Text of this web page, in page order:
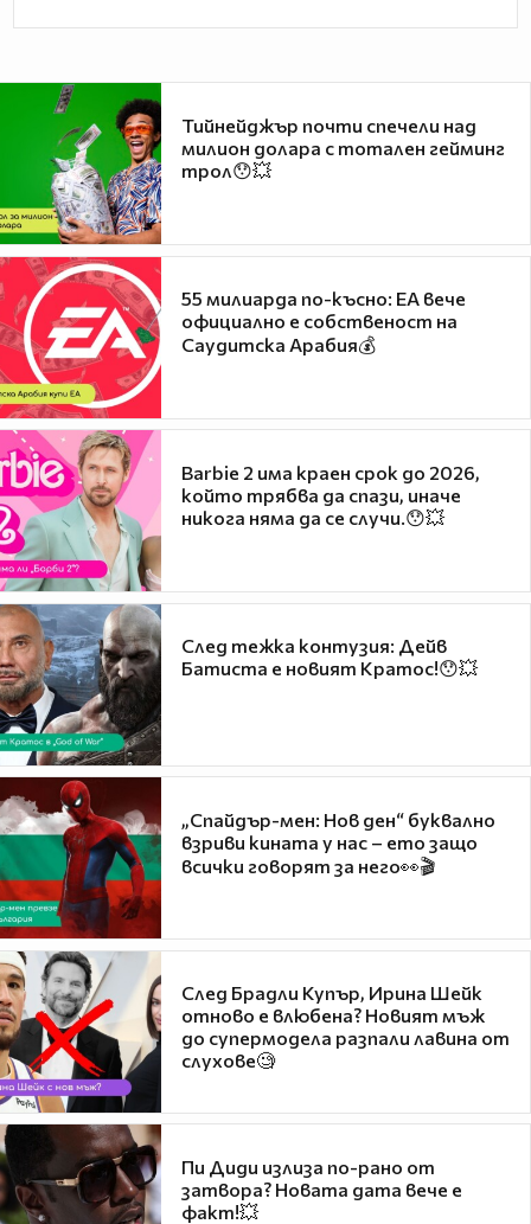
Тийнейджър почти спечели над
милион долара с тотален гейминг
трол😯💥
55 милиарда по-късно: EA вече
официално е собственост на
Саудитска Арабия💰
Barbie 2 има краен срок до 2026,
който трябва да спази, иначе
никога няма да се случи.😯💥
След тежка контузия: Дейв
Батиста е новият Кратос!😯💥
„Спайдър-мен: Нов ден“ буквално
взриви кината у нас – ето защо
всички говорят за него👀🎬
След Брадли Купър, Ирина Шейк
отново е влюбена? Новият мъж
до супермодела разпали лавина от
слухове🧐
Пи Диди излиза по-рано от
затвора? Новата дата вече е
факт!💥